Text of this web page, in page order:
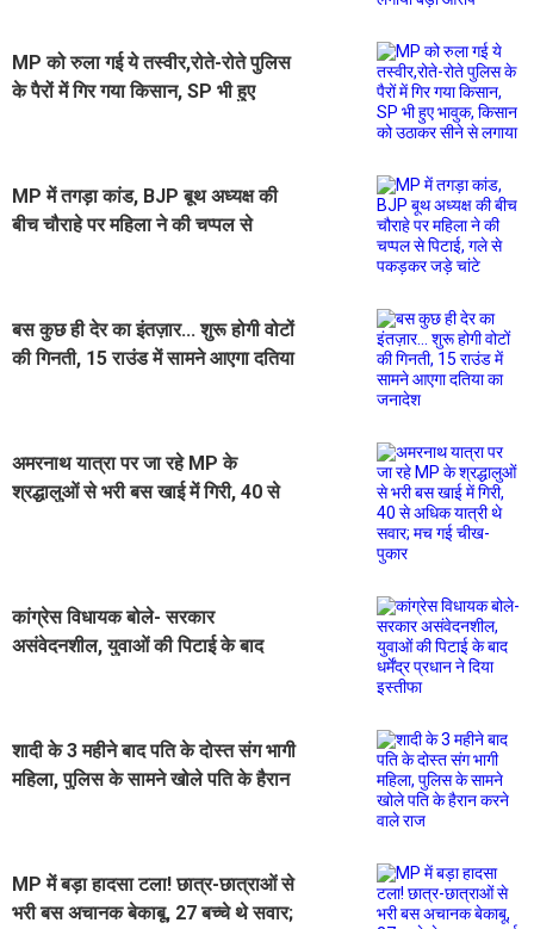
MP को रुला गई ये तस्वीर,रोते-रोते पुलिस
के पैरों में गिर गया किसान, SP भी हुए
MP में तगड़ा कांड, BJP बूथ अध्यक्ष की
बीच चौराहे पर महिला ने की चप्पल से
बस कुछ ही देर का इंतज़ार... शुरू होगी वोटों
की गिनती, 15 राउंड में सामने आएगा दतिया
अमरनाथ यात्रा पर जा रहे MP के
श्रद्धालुओं से भरी बस खाई में गिरी, 40 से
कांग्रेस विधायक बोले- सरकार
असंवेदनशील, युवाओं की पिटाई के बाद
शादी के 3 महीने बाद पति के दोस्त संग भागी
महिला, पुलिस के सामने खोले पति के हैरान
MP में बड़ा हादसा टला! छात्र-छात्राओं से
भरी बस अचानक बेकाबू, 27 बच्चे थे सवार;